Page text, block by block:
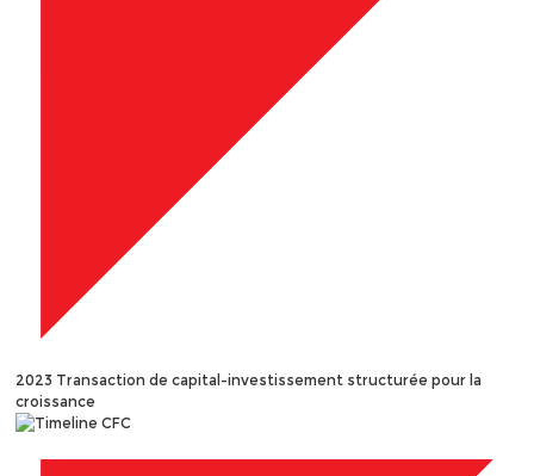
2023 Transaction de capital-investissement structurée pour la
croissance